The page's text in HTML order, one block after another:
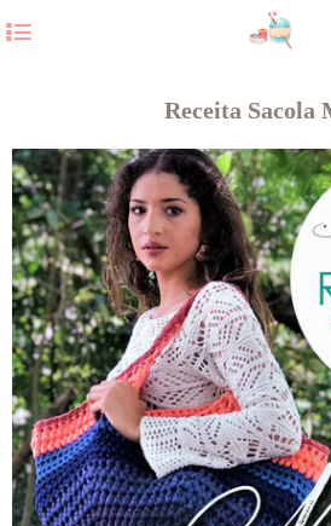
4
Receita Sacola